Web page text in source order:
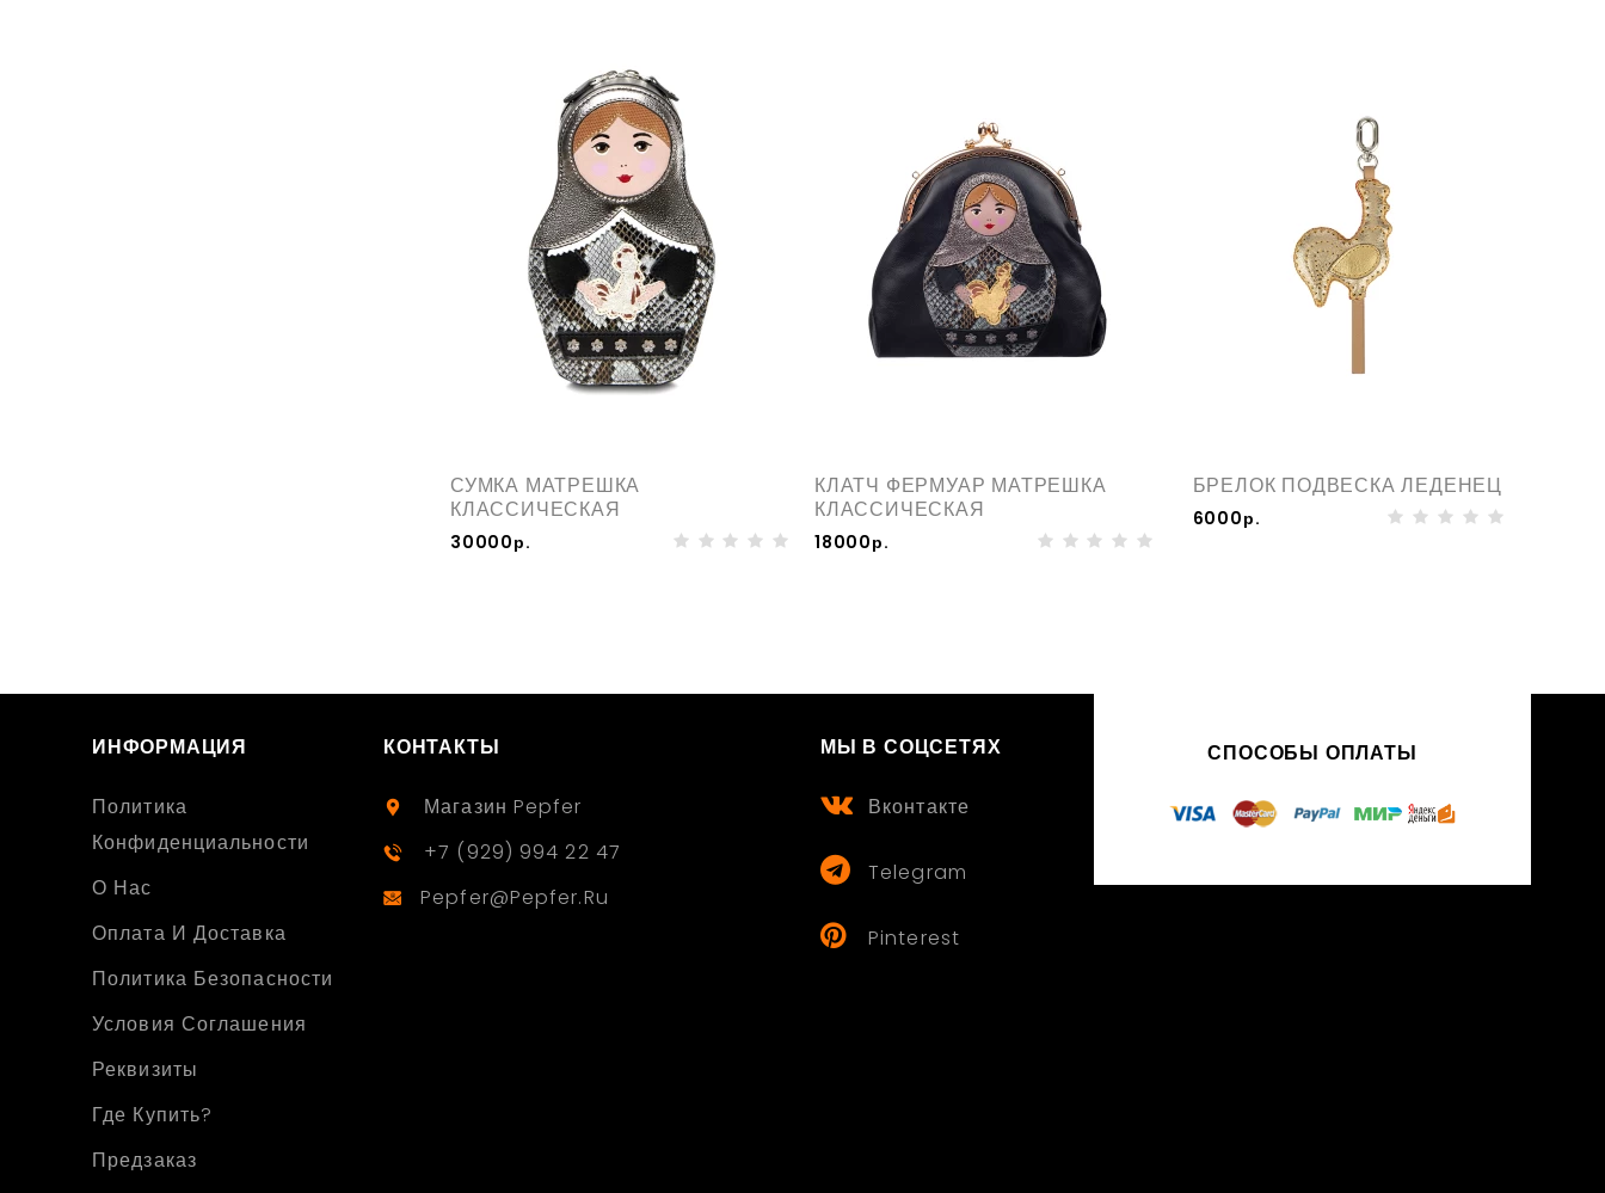
СУМКА МАТРЕШКА
КЛАССИЧЕСКАЯ
30000р.
КЛАТЧ ФЕРМУАР МАТРЕШКА
КЛАССИЧЕСКАЯ
18000р.
БРЕЛОК ПОДВЕСКА ЛЕДЕНЕЦ
6000р.
ИНФОРМАЦИЯ
Политика
Конфиденциальности
О Нас
Оплата И Доставка
Политика Безопасности
Условия Соглашения
Реквизиты
Где Купить?
Предзаказ
КОНТАКТЫ
Магазин Pepfer
+7 (929) 994 22 47
Pepfer@pepfer.ru
МЫ В СОЦСЕТЯХ
Вконтакте
Telegram
Pinterest
СПОСОБЫ ОПЛАТЫ